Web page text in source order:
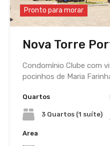
Pronto para morar
Nova Torre
Condomínio Clube com
pocinhos de Maria
Quartos
3 Quartos (1 suíte)
Area